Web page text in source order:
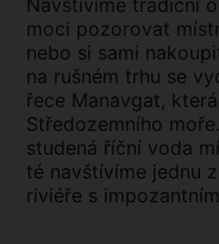
Navštívíme tradiční
moci pozorovat
nebo si sami
na rušném trhu se
řece Manavgat,
Středozemního
studená říční voda
té navštívíme jednu
riviéře s